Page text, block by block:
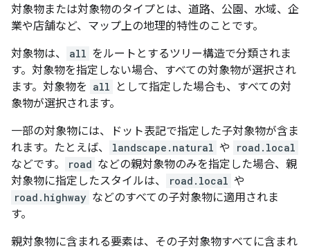
対象物または対象物のタイプとは、道路、公園、水域、企
業や店舗など、マップ上の地理的特性のことです。
対象物は、 all をルートとするツリー構造で分類されま
す。対象物を指定しない場合、すべての対象物が選択され
ます。対象物を all
として指定した場合も、すべての対
象物が選択されます。
一部の対象物には、ドット表記で指定した子対象物が含ま
れます。たとえば、
landscape.natural や road.local
などです。
road などの親対象物のみを指定した場合、親
対象物に指定したスタイルは、
road.local や
road.highway などのすべての子対象物に適用されま
す。
親対象物に含まれる要素は、その子対象物すべてに含まれ